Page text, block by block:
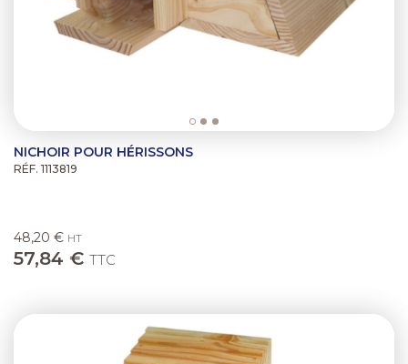
NICHOIR POUR HÉRISSONS
RÉF. 1113819
48,20 € HT
57,84 € TTC